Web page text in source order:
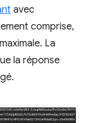
avec
comprise,
La
la réponse